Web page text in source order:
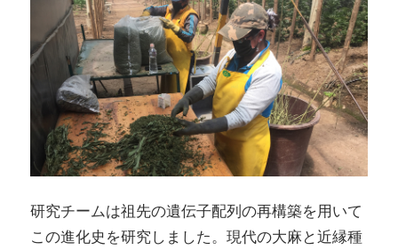
研究チームは祖先の遺伝子配列の再構築を用いて
この進化史を研究しました。現代の大麻と近縁種